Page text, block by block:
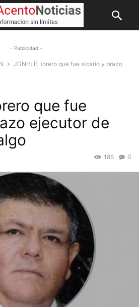
- Publicidad -
JDNH: El torero que fue sicario y brazo
que fue
ejecutor de
0
186